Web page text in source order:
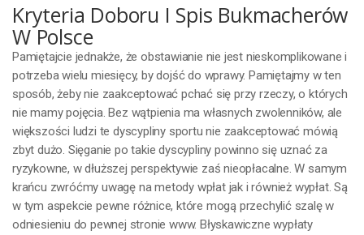
Kryteria Doboru I Spis Bukmacherów
W Polsce
Pamiętajcie jednakże, że obstawianie nie jest nieskomplikowane i
potrzeba wielu miesięcy, by dojść do wprawy. Pamiętajmy w ten
sposób, żeby nie zaakceptować pchać się przy rzeczy, o których
nie mamy pojęcia. Bez wątpienia ma własnych zwolenników, ale
większości ludzi te dyscypliny sportu nie zaakceptować mówią
zbyt dużo. Sięganie po takie dyscypliny powinno się uznać za
ryzykowne, w dłuższej perspektywie zaś nieopłacalne. W samym
krańcu zwróćmy uwagę na metody wpłat jak i również wypłat. Są
w tym aspekcie pewne różnice, które mogą przechylić szalę w
odniesieniu do pewnej stronie www. Błyskawiczne wypłaty